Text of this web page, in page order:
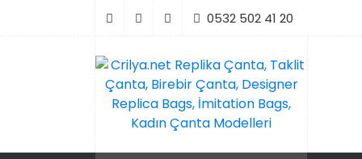
0532 502 41 20